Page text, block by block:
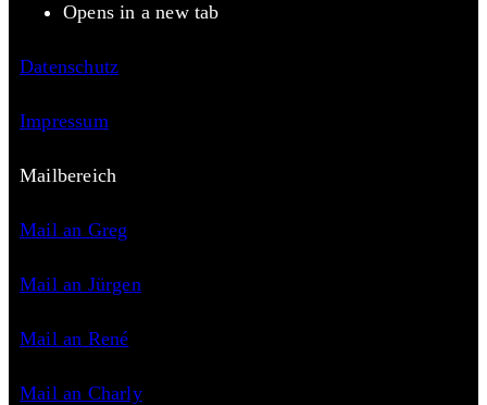
Opens in a new tab
Datenschutz
Impressum
Mailbereich
Mail an Greg
Mail an Jürgen
Mail an René
Mail an Charly